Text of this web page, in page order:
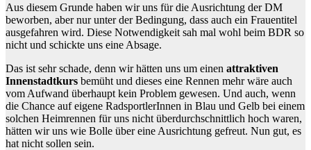
Aus diesem Grunde haben wir uns für die Ausrichtung der DM
beworben, aber nur unter der Bedingung, dass auch ein Frauentitel
ausgefahren wird. Diese Notwendigkeit sah mal wohl beim BDR so
nicht und schickte uns eine Absage.
Das ist sehr schade, denn wir hätten uns um einen attraktiven
Innenstadtkurs bemüht und dieses eine Rennen mehr wäre auch
vom Aufwand überhaupt kein Problem gewesen. Und auch, wenn
die Chance auf eigene RadsportlerInnen in Blau und Gelb bei einem
solchen Heimrennen für uns nicht überdurchschnittlich hoch waren,
hätten wir uns wie Bolle über eine Ausrichtung gefreut. Nun gut, es
hat nicht sollen sein.